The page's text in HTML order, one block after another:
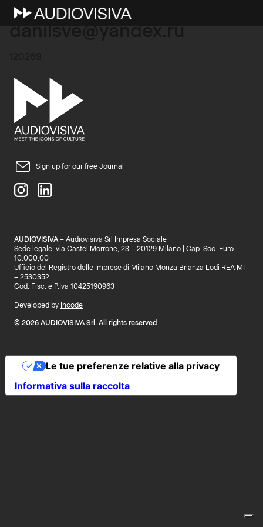
22 Novembre 2025
Sign up for our free Journal
AUDIOVISIVA – Audiovisiva Srl Impresa Sociale
Sede legale: via Castel Morrone, 23 – 20129 Milano | Cap. Soc. Euro
10.000,00
Ufficio del Registro delle Imprese di Milano Monza Brianza Lodi REA MI
– 2530352
Cod. Fisc. e P.Iva 10425190963
Developed by Incode
© 2026 AUDIOVISIVA Srl. All rights reserved
Informativa sulla raccolta
Le tue preferenze relative alla privacy